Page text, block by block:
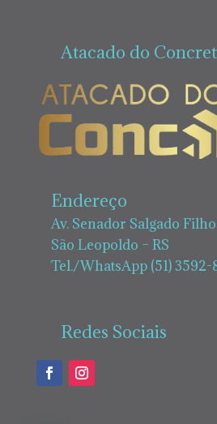
Atacado do
Endereço
Av. Senador Salgado
São Leopoldo – RS
Tel./WhatsApp (51) 3592-
Redes Sociais